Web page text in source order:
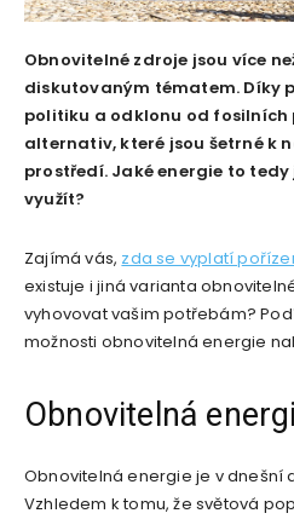
Obnovitelné zdroje jsou více
diskutovaným tématem. Díky
politiku a odklonu od fosilních
alternativ, které jsou šetrné k
prostředí. Jaké energie to
využít?
Zajímá vás, zda se vyplatí
existuje i jiná varianta
vyhovovat vašim potřebám?
možnosti obnovitelná energie
Obnovitelná
Obnovitelná energie je v dnešní
Vzhledem k tomu, že světová